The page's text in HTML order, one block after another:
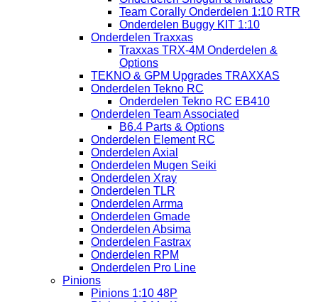
Team Corally Onderdelen 1:10 RTR
Onderdelen Buggy KIT 1:10
Onderdelen Traxxas
Traxxas TRX-4M Onderdelen &
Options
TEKNO & GPM Upgrades TRAXXAS
Onderdelen Tekno RC
Onderdelen Tekno RC EB410
Onderdelen Team Associated
B6.4 Parts & Options
Onderdelen Element RC
Onderdelen Axial
Onderdelen Mugen Seiki
Onderdelen Xray
Onderdelen TLR
Onderdelen Arrma
Onderdelen Gmade
Onderdelen Absima
Onderdelen Fastrax
Onderdelen RPM
Onderdelen Pro Line
Pinions
Pinions 1:10 48P